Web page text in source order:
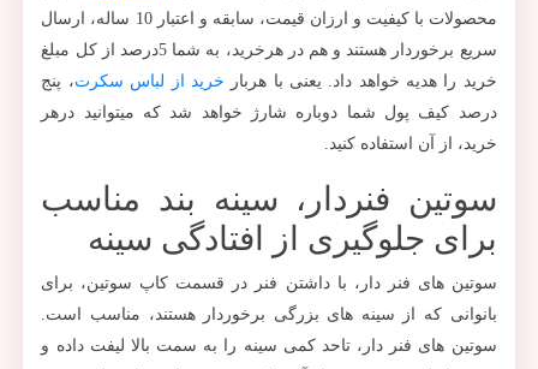
محصولات با کیفیت و ارزان قیمت، سابقه و اعتبار 10 ساله، ارسال
سریع برخوردار هستند و هم در هرخرید، به شما 5درصد از کل مبلغ
خرید را هدیه خواهد داد. یعنی با هربار خرید از لباس سکرت، پنج
درصد کیف پول شما دوباره شارژ خواهد شد که میتوانید درهر
خرید، از آن استفاده کنید.
سوتین فنردار، سینه بند مناسب
برای جلوگیری از افتادگی سینه
سوتین های فنر دار، با داشتن فنر در قسمت کاپ سوتین، برای
بانوانی که از سینه های بزرگی برخوردار هستند، مناسب است.
سوتین های فنر دار، تاحد کمی سینه را به سمت بالا لیفت داده و